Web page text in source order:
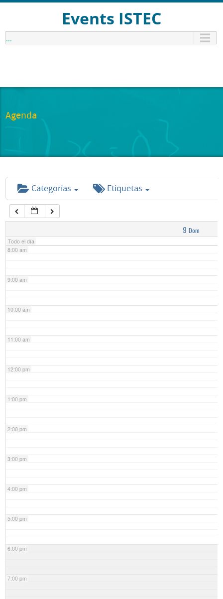
Events ISTEC
...
Agenda
Categorías Etiquetas
9 Dom
Todo el día
1:00 am
6:00 am
7:00 am
8:00 am
9:00 am
10:00 am
11:00 am
12:00 pm
1:00 pm
2:00 pm
3:00 pm
4:00 pm
5:00 pm
6:00 pm
7:00 pm